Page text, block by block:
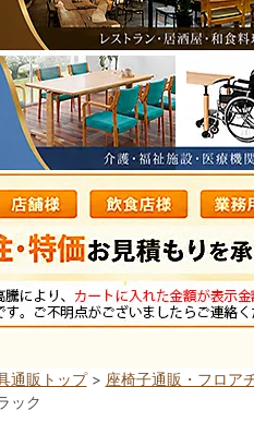
通販トップ> 座椅子通販・フロア
ック